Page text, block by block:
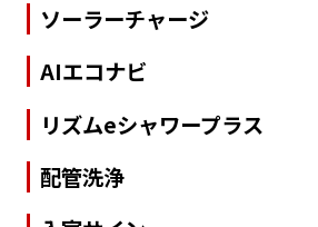
ソーラーチャージ
AIエコナビ
リズムeシャワープラス
配管洗浄